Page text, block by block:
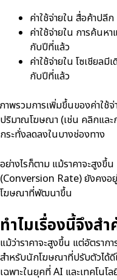
ค่าใช้จ่ายใน สื่อค้าปลี
ค่าใช้จ่ายใน การค้นห
กับปีที่แล้ว
ค่าใช้จ่ายใน โซเชียล
กับปีที่แล้ว
ภาพรวมการเพิ่มขึ้นของค่าใช้
ปริมาณโฆษณา (เช่น คลิกและ
กระทั่งลดลงในบางช่องทาง
อย่างไรก็ตาม แม้ราคาจะสูง
(Conversion Rate) ยังคงอ
โฆษณาที่พัฒนาขึ้น
ทำไมเรื่องนี้จึงส
แม้ว่าราคาจะสูงขึ้น แต่อัตรา
สำหรับนักโฆษณาที่ปรับตัวได้ดี
เฉพาะในยุคที่ AI และเทคโน